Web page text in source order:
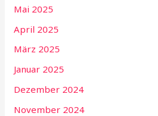
Mai 2025
April 2025
März 2025
Januar 2025
Dezember 2024
November 2024